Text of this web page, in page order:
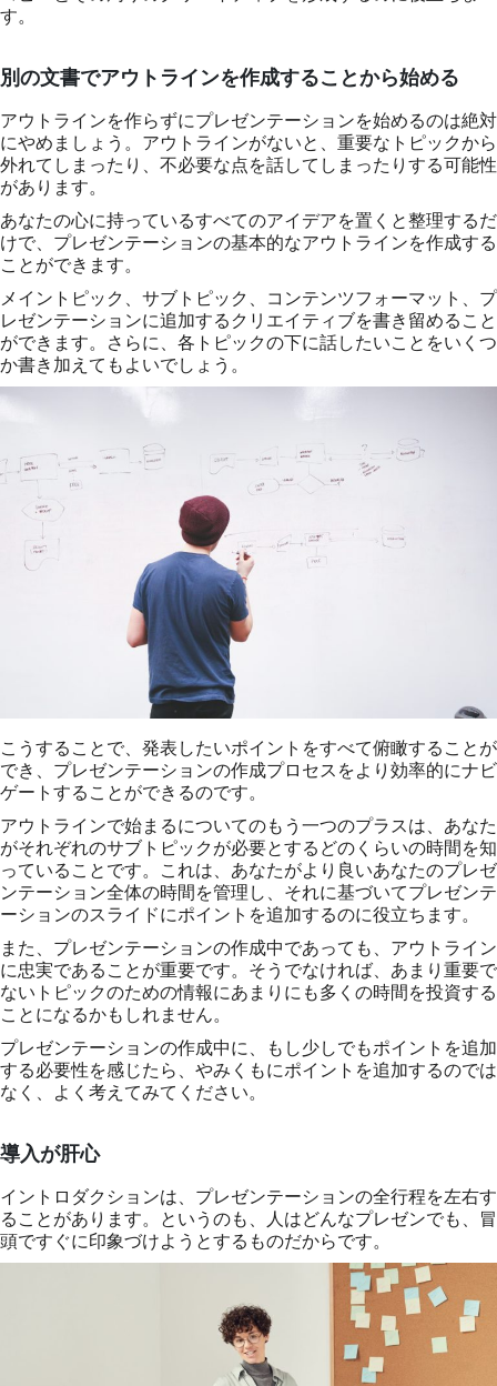
す。
別の文書でアウトラインを作成することから始める
アウトラインを作らずにプレゼンテーションを始めるのは絶対
にやめましょう。アウトラインがないと、重要なトピックから
外れてしまったり、不必要な点を話してしまったりする可能性
があります。
あなたの心に持っているすべてのアイデアを置くと整理するだ
けで、プレゼンテーションの基本的なアウトラインを作成する
ことができます。
メイントピック、サブトピック、コンテンツフォーマット、プ
レゼンテーションに追加するクリエイティブを書き留めること
ができます。さらに、各トピックの下に話したいことをいくつ
か書き加えてもよいでしょう。
こうすることで、発表したいポイントをすべて俯瞰することが
でき、プレゼンテーションの作成プロセスをより効率的にナビ
ゲートすることができるのです。
アウトラインで始まるについてのもう一つのプラスは、あなた
がそれぞれのサブトピックが必要とするどのくらいの時間を知
っていることです。これは、あなたがより良いあなたのプレゼ
ンテーション全体の時間を管理し、それに基づいてプレゼンテ
ーションのスライドにポイントを追加するのに役立ちます。
また、プレゼンテーションの作成中であっても、アウトライン
に忠実であることが重要です。そうでなければ、あまり重要で
ないトピックのための情報にあまりにも多くの時間を投資する
ことになるかもしれません。
プレゼンテーションの作成中に、もし少しでもポイントを追加
する必要性を感じたら、やみくもにポイントを追加するのでは
なく、よく考えてみてください。
導入が肝心
イントロダクションは、プレゼンテーションの全行程を左右す
ることがあります。というのも、人はどんなプレゼンでも、冒
頭ですぐに印象づけようとするものだからです。